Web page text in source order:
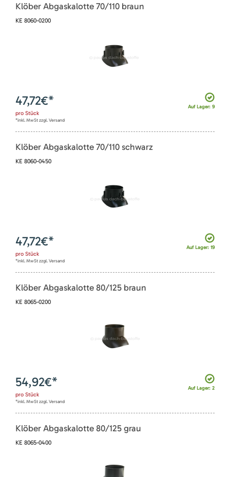
Klöber Abgaskalotte 70/110 braun
KE 8060-0200
Auf Lager: 9
47,72€*
pro Stück
*inkl. MwSt zzgl. Versand
Klöber Abgaskalotte 70/110 schwarz
KE 8060-0450
Auf Lager: 19
47,72€*
pro Stück
*inkl. MwSt zzgl. Versand
Klöber Abgaskalotte 80/125 braun
KE 8065-0200
Auf Lager: 2
54,92€*
pro Stück
*inkl. MwSt zzgl. Versand
Klöber Abgaskalotte 80/125 grau
KE 8065-0400